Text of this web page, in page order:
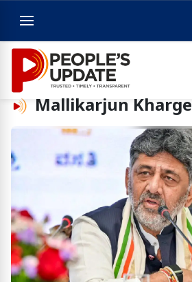
Mallikarjun Kharge